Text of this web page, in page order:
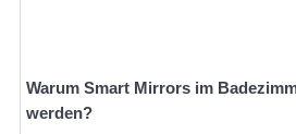
Warum Smart Mirrors im
werden?